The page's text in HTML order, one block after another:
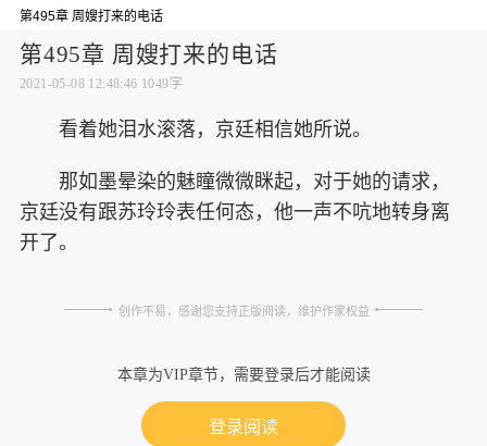
第495章 周嫂打来的电话
第495章 周嫂打来的电话
2021-05-08 12:48:46 1049字
看着她泪水滚落，京廷相信她所说。
那如墨晕染的魅瞳微微眯起，对于她的请求，
京廷没有跟苏玲玲表任何态，他一声不吭地转身离
开了。
创作不易，感谢您支持正版阅读，维护作家权益
本章为VIP章节，需要登录后才能阅读
登录阅读